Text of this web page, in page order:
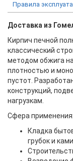
Правила
Доставка из
Кирпич печной
классический
методом обжига
плотностью и
пустот.
конструкций,
нагрузкам.
Сфера применения:
Кладка
грубок и